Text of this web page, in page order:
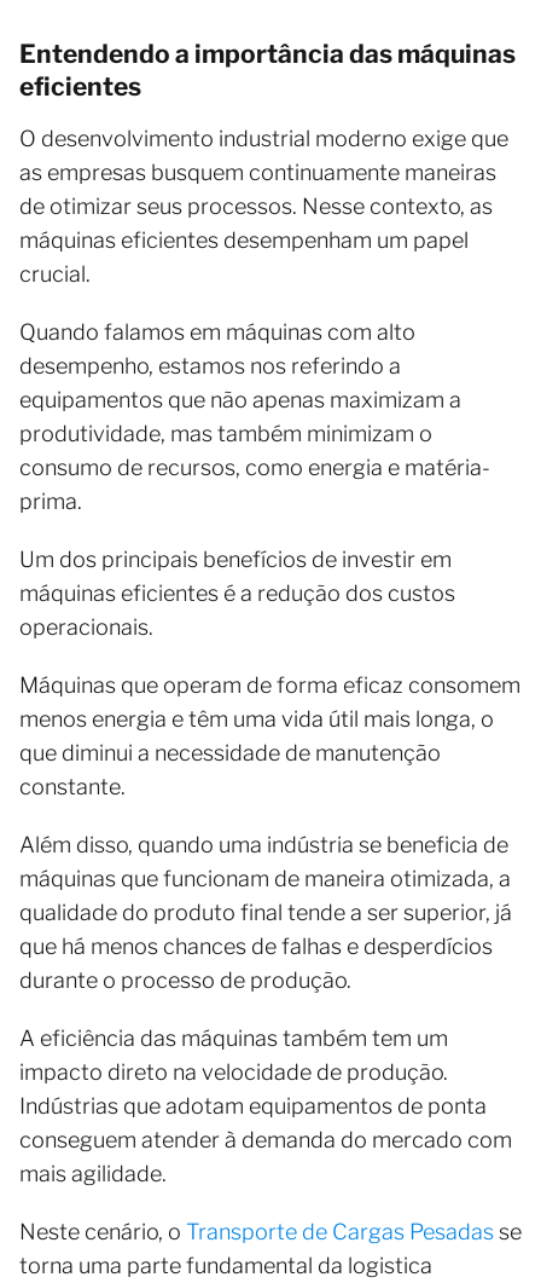
Entendendo a importância das máquinas
eficientes
O desenvolvimento industrial moderno exige que
as empresas busquem continuamente maneiras
de otimizar seus processos. Nesse contexto, as
máquinas eficientes desempenham um papel
crucial.
Quando falamos em máquinas com alto
desempenho, estamos nos referindo a
equipamentos que não apenas maximizam a
produtividade, mas também minimizam o
consumo de recursos, como energia e matéria-
prima.
Um dos principais benefícios de investir em
máquinas eficientes é a redução dos custos
operacionais.
Máquinas que operam de forma eficaz consomem
menos energia e têm uma vida útil mais longa, o
que diminui a necessidade de manutenção
constante.
Além disso, quando uma indústria se beneficia de
máquinas que funcionam de maneira otimizada, a
qualidade do produto final tende a ser superior, já
que há menos chances de falhas e desperdícios
durante o processo de produção.
A eficiência das máquinas também tem um
impacto direto na velocidade de produção.
Indústrias que adotam equipamentos de ponta
conseguem atender à demanda do mercado com
mais agilidade.
Neste cenário, o Transporte de Cargas Pesadasse
torna uma parte fundamental da logistica